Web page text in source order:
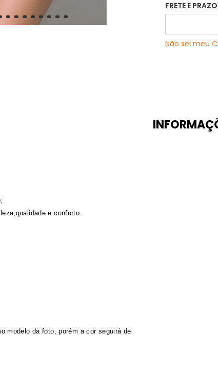
FRETE E
Não sei meu
e conforto.
modelo da foto, porém a cor seguirá de